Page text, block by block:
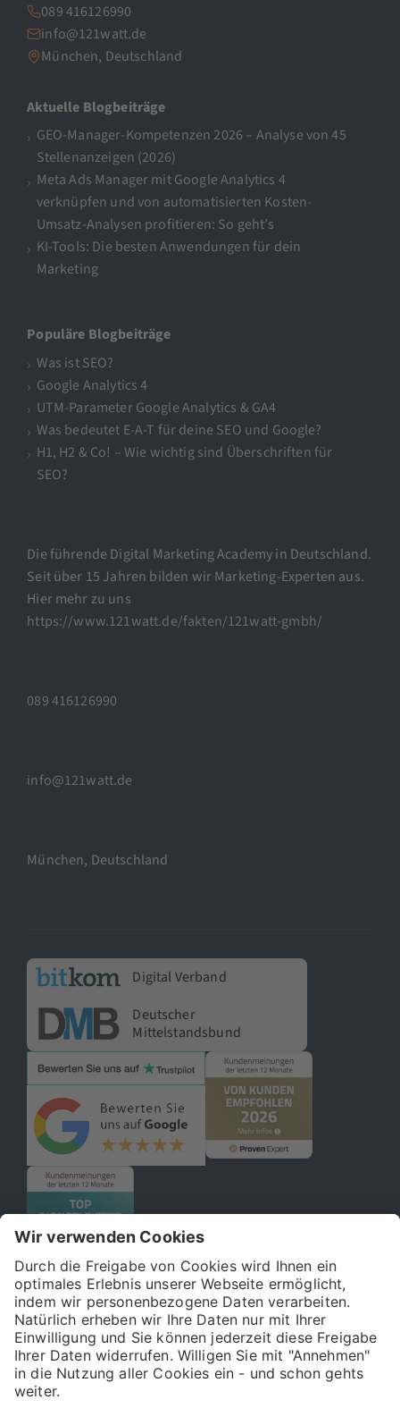
089 416126990
info@121watt.de
München, Deutschland
Aktuelle Blogbeiträge
GEO-Manager-Kompetenzen 2026 – Analyse von 45
Stellenanzeigen (2026)
Meta Ads Manager mit Google Analytics 4
verknüpfen und von automatisierten Kosten-
Umsatz-Analysen profitieren: So geht’s
KI-Tools: Die besten Anwendungen für dein
Marketing
Populäre Blogbeiträge
Was ist SEO?
Google Analytics 4
UTM-Parameter Google Analytics & GA4
Was bedeutet E-A-T für deine SEO und Google?
H1, H2 & Co! – Wie wichtig sind Überschriften für
SEO?
Die führende Digital Marketing Academy in Deutschland.
Seit über 15 Jahren bilden wir Marketing-Experten aus.
Hier mehr zu uns
https://www.121watt.de/fakten/121watt-gmbh/
089 416126990
info@121watt.de
München, Deutschland
Digital Verband
Deutscher
Mittelstandsbund
© 2026 121WATT GmbH
Über uns